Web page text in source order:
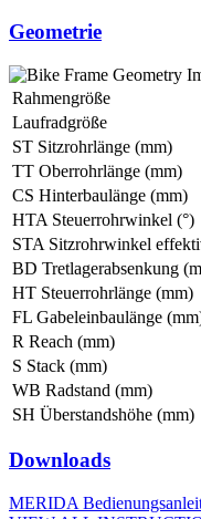
Geometrie
Rahmengröße
Laufradgröße
ST Sitzrohrlänge (mm)
TT Oberrohrlänge (mm)
CS Hinterbaulänge (mm)
HTA Steuerrohrwinkel (°)
STA Sitzrohrwinkel
BD Tretlagerabsenkung
HT Steuerrohrlänge (mm)
FL Gabeleinbaulänge
R Reach (mm)
S Stack (mm)
WB Radstand (mm)
SH Überstandshöhe (mm)
Downloads
MERIDA